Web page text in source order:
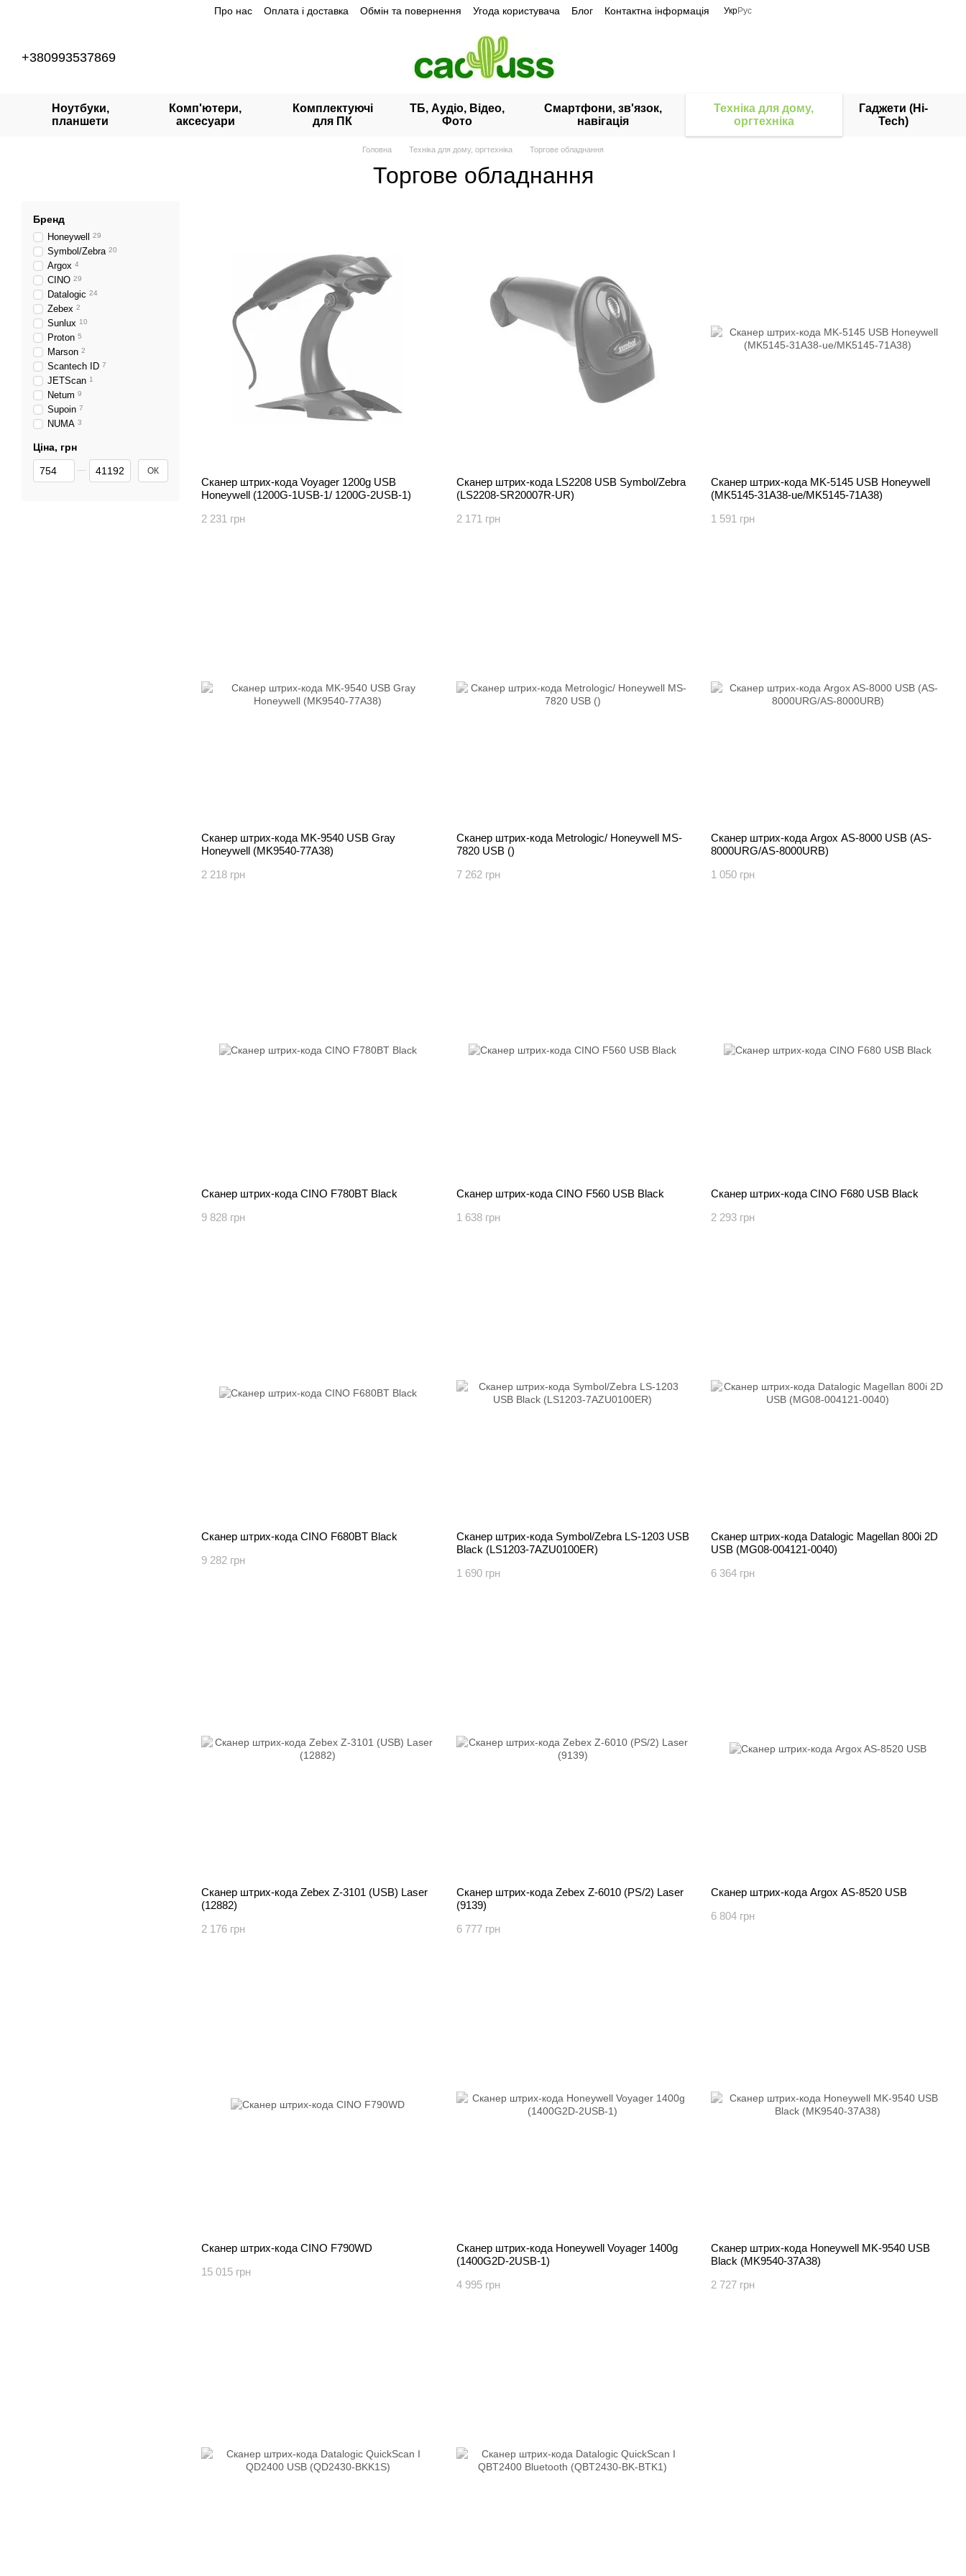
Про нас Оплата і доставка Обмін та повернення Угода користувача Блог Контактна інформація УкрРус
+380993537869
Ноутбуки,
планшети
Комп'ютери,
аксесуари
Комплектуючі
для ПК
ТБ, Аудіо, Відео,
Фото
Смартфони, зв'язок,
навігація
Техніка для дому,
оргтехніка
Гаджети (Hi-
Tech)
Головна Техніка для дому, оргтехніка Торгове обладнання
Торгове обладнання
Сканер штрих-кода Voyager 1200g USB
Honeywell (1200G-1USB-1/ 1200G-2USB-1)
2 231 грн
Сканер штрих-кода LS2208 USB Symbol/Zebra
(LS2208-SR20007R-UR)
2 171 грн
Сканер штрих-кода MK-5145 USB Honeywell
(MK5145-31A38-ue/MK5145-71A38)
1 591 грн
Сканер штрих-кода MK-9540 USB Gray
Honeywell (MK9540-77A38)
2 218 грн
Сканер штрих-кода Metrologic/ Honeywell MS-
7820 USB ()
7 262 грн
Сканер штрих-кода Argox AS-8000 USB (AS-
8000URG/AS-8000URВ)
1 050 грн
Сканер штрих-кода CINO F780BT Black
9 828 грн
Сканер штрих-кода CINO F560 USB Black
1 638 грн
Сканер штрих-кода CINO F680 USB Black
2 293 грн
Сканер штрих-кода CINO F680BT Black
9 282 грн
Сканер штрих-кода Symbol/Zebra LS-1203 USB
Black (LS1203-7AZU0100ER)
1 690 грн
Сканер штрих-кода Datalogic Magellan 800i 2D
USB (MG08-004121-0040)
6 364 грн
Сканер штрих-кода Zebex Z-3101 (USB) Laser
(12882)
2 176 грн
Сканер штрих-кода Zebex Z-6010 (PS/2) Laser
(9139)
6 777 грн
Сканер штрих-кода Argox AS-8520 USB
6 804 грн
Сканер штрих-кода CINO F790WD
15 015 грн
Сканер штрих-кода Honeywell Voyager 1400g
(1400G2D-2USB-1)
4 995 грн
Сканер штрих-кода Honeywell MK-9540 USB
Black (MK9540-37A38)
2 727 грн
Бренд
Honeywell 29
Symbol/Zebra 20
Argox 4
CINO 29
Datalogic 24
Zebex 2
Sunlux 10
Proton 5
Marson 2
Scantech ID 7
JETScan 1
Netum 9
Supoin 7
NUMA 3
Ціна, грн
Від Ціна, грн
До Ціна, грн ОК